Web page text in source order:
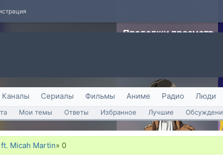
Каналы Сериалы Фильмы Аниме Радио Люди
Мои темы Ответы Избранное Лучшие
Micah Martin» 0